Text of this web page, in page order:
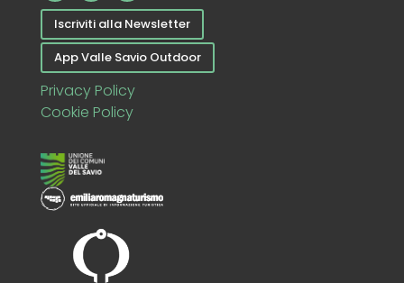
Iscriviti alla Newsletter
App Valle Savio Outdoor
Privacy Policy
Cookie Policy